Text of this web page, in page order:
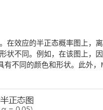
在效应的半正态概率图上，
状不同。例如，在该图上，
不同的颜色和形状。此外